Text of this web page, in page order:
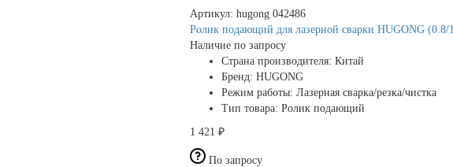
Артикул: hugong 042486
Ролик подающий для лазерной сварки HUGONG (0.8/
Наличие по запросу
Страна производителя: Китай
Бренд: HUGONG
Режим работы: Лазерная сварка/резка/чистка
Тип товара: Ролик подающий
1 421 ₽
По запросу